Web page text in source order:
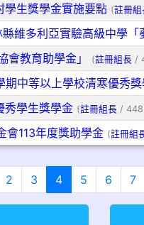
學生獎學金實施要點 (註冊組
維多利亞實驗高級中學「
會教育助學金」 (註冊組長/
期中等以上學校清寒優秀
秀學生獎學金 (註冊組長/
會113年度獎助學金 (註冊組
2 3 4(目前頁次)
5 6 7